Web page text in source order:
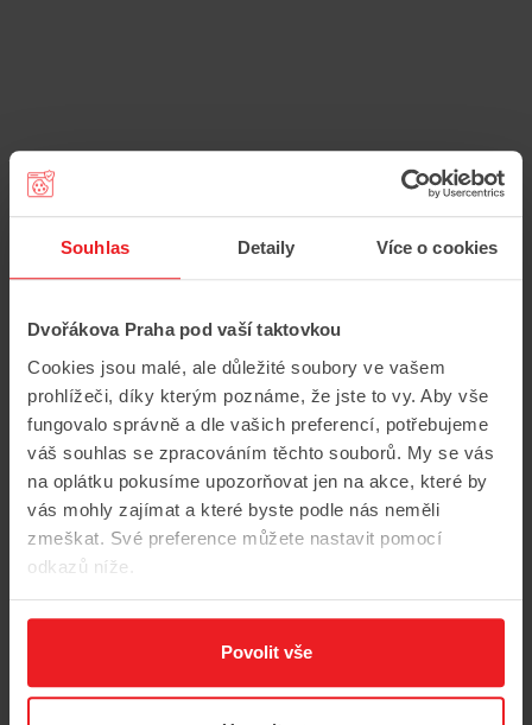
Souhlas Detaily Více o cookies
Dvořákova Praha pod vaší taktovkou
Cookies jsou malé, ale důležité soubory ve vašem
prohlížeči, díky kterým poznáme, že jste to vy. Aby vše
fungovalo správně a dle vašich preferencí, potřebujeme
váš souhlas se zpracováním těchto souborů. My se vás
na oplátku pokusíme upozorňovat jen na akce, které by
vás mohly zajímat a které byste podle nás neměli
zmeškat. Své preference můžete nastavit pomocí
odkazů níže.
Povolit vše
mi